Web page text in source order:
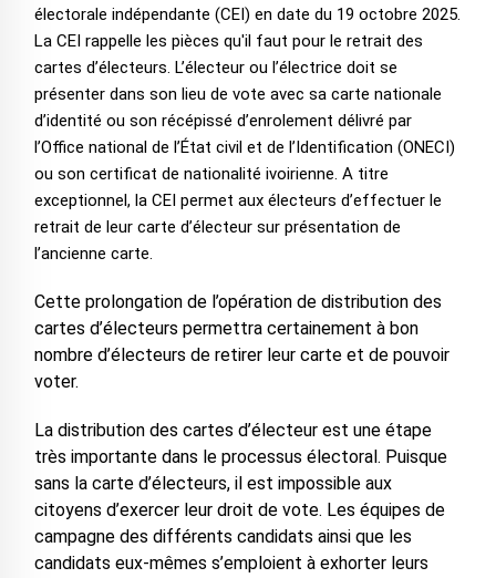
électorale indépendante (CEI) en date du 19 octobre 2025.
La CEI rappelle les pièces qu'il faut pour le retrait des
cartes d’électeurs. L’électeur ou l’électrice doit se
présenter dans son lieu de vote avec sa carte nationale
d’identité ou son récépissé d’enrolement délivré par
l’Office national de l’État civil et de l’Identification (ONECI)
ou son certificat de nationalité ivoirienne. A titre
exceptionnel, la CEI permet aux électeurs d’effectuer le
retrait de leur carte d’électeur sur présentation de
l’ancienne carte.
Cette prolongation de l’opération de distribution des
cartes d’électeurs permettra certainement à bon
nombre d’électeurs de retirer leur carte et de pouvoir
voter.
La distribution des cartes d’électeur est une étape
très importante dans le processus électoral. Puisque
sans la carte d’électeurs, il est impossible aux
citoyens d’exercer leur droit de vote. Les équipes de
campagne des différents candidats ainsi que les
candidats eux-mêmes s’emploient à exhorter leurs